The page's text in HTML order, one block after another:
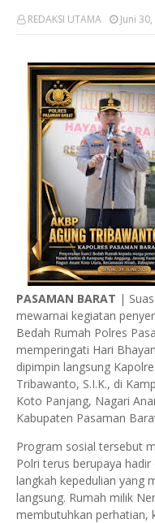
REDAKSI UTAMA Juni
PASAMAN BARAT |
mewarnai kegiatan
Bedah Rumah Polres
memperingati Hari
dipimpin langsung
Tribawanto, S.I.K., di
Koto Panjang, Nagari
Kabupaten Pasaman
Program sosial tersebut
Polri terus berupaya
langkah kepedulian yang
langsung. Rumah milik
membutuhkan perhatian,